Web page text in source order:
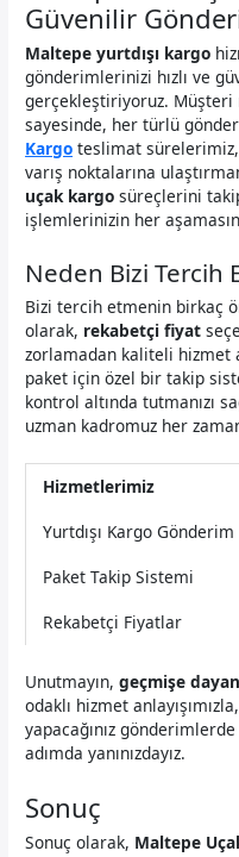
Güvenilir
Maltepe yurtdışı kargo
gönderimlerinizi hızlı ve
gerçekleştiriyoruz. Müşteri
sayesinde, her türlü
Kargo teslimat
varış noktalarına
uçak kargo süreçlerini
işlemlerinizin her
Neden Bizi Tercih
Bizi tercih etmenin birkaç
olarak, rekabetçi fiyat
zorlamadan kaliteli
paket için özel bir takip
kontrol altında tutmanızı
uzman kadromuz her
Hizmetlerimiz
Yurtdışı Kargo Gönderim
Paket Takip Sistemi
Rekabetçi Fiyatlar
Unutmayın,geçmişe
odaklı hizmet
yapacağınız
adımda yanınızdayız.
Sonuç
Sonuç olarak, Maltepe